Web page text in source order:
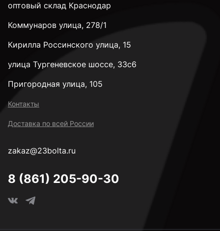
оптовый склад Краснодар
Коммунаров улица, 278/1
Кирилла Россинского улица, 15
улица Тургеневское шоссе, 33с6
Пригородная улица, 105
Контакты
Доставка по всей России
zakaz@23bolta.ru
8 (861) 205-90-30